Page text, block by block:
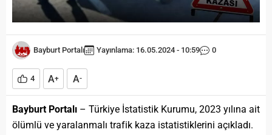
Bayburt Portalı Yayınlama: 16.05.2024 - 10:59 0
4 A+ A-
Bayburt Portalı – Türkiye İstatistik Kurumu, 2023 yılına ait
ölümlü ve yaralanmalı trafik kaza istatistiklerini açıkladı.